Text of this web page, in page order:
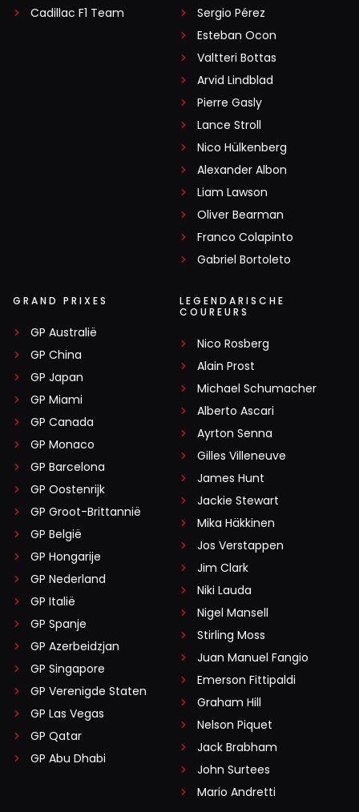
Cadillac F1 Team
Sergio Pérez
Esteban Ocon
Valtteri Bottas
Arvid Lindblad
Pierre Gasly
Lance Stroll
Nico Hülkenberg
Alexander Albon
Liam Lawson
Oliver Bearman
Franco Colapinto
Gabriel Bortoleto
GRAND PRIXES
GP Australië
GP China
GP Japan
GP Miami
GP Canada
GP Monaco
GP Barcelona
GP Oostenrijk
GP Groot-Brittannië
GP België
GP Hongarije
GP Nederland
GP Italië
GP Spanje
GP Azerbeidzjan
GP Singapore
GP Verenigde Staten
GP Las Vegas
GP Qatar
GP Abu Dhabi
LEGENDARISCHE
COUREURS
Nico Rosberg
Alain Prost
Michael Schumacher
Alberto Ascari
Ayrton Senna
Gilles Villeneuve
James Hunt
Jackie Stewart
Mika Häkkinen
Jos Verstappen
Jim Clark
Niki Lauda
Nigel Mansell
Stirling Moss
Juan Manuel Fangio
Emerson Fittipaldi
Graham Hill
Nelson Piquet
Jack Brabham
John Surtees
Mario Andretti